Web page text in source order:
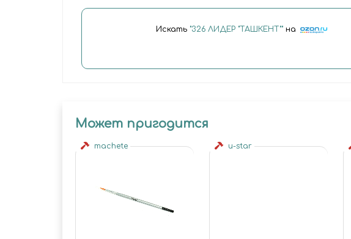
Искать "326 ЛИДЕР "ТАШКЕНТ"" на
Может пригодится
machete u-star